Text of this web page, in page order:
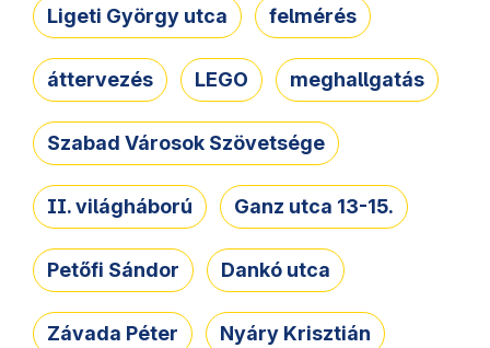
Ligeti György utca felmérés
áttervezés LEGO meghallgatás
Szabad Városok Szövetsége
II. világháború Ganz utca 13-15.
Petőfi Sándor Dankó utca
Závada Péter Nyáry Krisztián